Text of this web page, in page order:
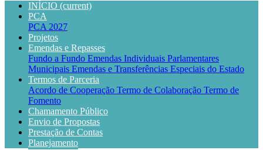
INÍCIO (current)
PCA
PCA 2027
Projetos
Emendas e Repasses
Fundo a Fundo Emendas Individuais Parlamentares
Municipais Emendas e Transferências Especiais do Estado
Termos de Parceria
Acordo de Cooperação Termo de Colaboração Termo de
Fomento
Chamamento Público
Envio de Propostas
Prestação de Contas
Planejamento